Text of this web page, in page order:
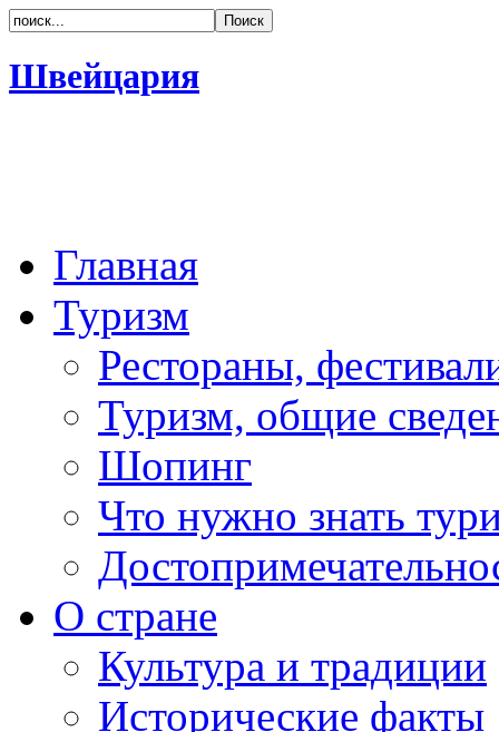
Швейцария
Главная
Туризм
Рестораны,
Туризм, общие
Шопинг
Что нужно знать
О стране
Культура и традиции
Исторические факты